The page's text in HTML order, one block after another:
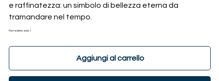
e raffinatezza: un simbolo di bellezza eterna da
tramandare nel tempo.
Ne restano solo: 1
Aggiungi al carrello